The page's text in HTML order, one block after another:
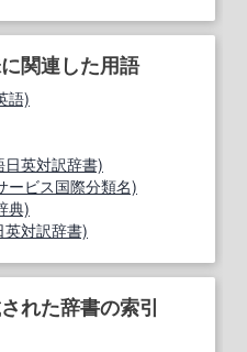
関連した用語
語)
英対訳辞書)
ービス国際分類名)
典)
対訳辞書)
れた辞書の索引